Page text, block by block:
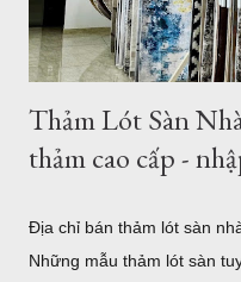
tròn nhỏ hơn như thảm
thảm đẹp Tphcm...
Thảm Lót Sàn
thảm cao cấp -
Địa chỉ bán thảm lót sàn
Những mẫu thảm lót sàn